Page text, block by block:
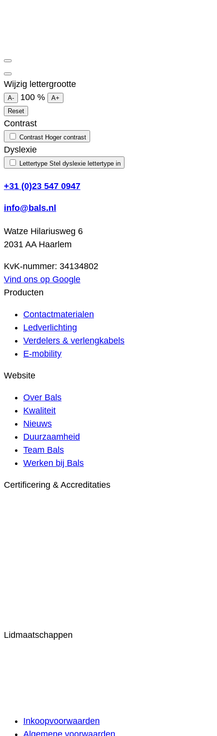
Wijzig lettergrootte
A- 100 %
A+
Reset
Contrast
Contrast Hoger contrast
Dyslexie
Lettertype Stel dyslexie lettertype in
+31 (0)23 547 0947
info@bals.nl
Watze Hilariusweg 6
2031 AA Haarlem
KvK-nummer: 34134802
Vind ons op Google
Producten
Contactmaterialen
Ledverlichting
Verdelers & verlengkabels
E-mobility
Website
Over Bals
Kwaliteit
Nieuws
Duurzaamheid
Team Bals
Werken bij Bals
Certificering & Accreditaties
Lidmaatschappen
Inkoopvoorwaarden